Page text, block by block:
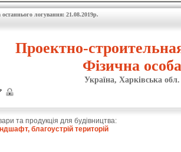
останнього логування: 21.08.2019р.
Проектно-
Фізична особа
Україна, Харківська обл.
та продукція для будівництва:
благоустрій територій